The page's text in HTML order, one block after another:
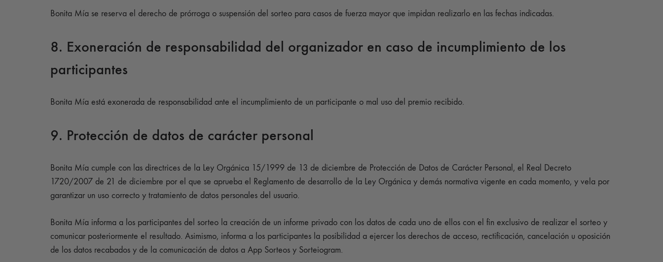
Bonita Mía se reserva el derecho de prórroga o suspensión del sorteo para casos de fuerza mayor que impidan realizarlo en las fechas indicadas.
8. Exoneración de responsabilidad del organizador en caso de incumplimiento de los
participantes
Bonita Mía está exonerada de responsabilidad ante el incumplimiento de un participante o mal uso del premio recibido.
9. Protección de datos de carácter personal
Bonita Mía cumple con las directrices de la Ley Orgánica 15/1999 de 13 de diciembre de Protección de Datos de Carácter Personal, el Real Decreto
1720/2007 de 21 de diciembre por el que se aprueba el Reglamento de desarrollo de la Ley Orgánica y demás normativa vigente en cada momento, y vela por
garantizar un uso correcto y tratamiento de datos personales del usuario.
Bonita Mía informa a los participantes del sorteo la creación de un informe privado con los datos de cada uno de ellos con el fin exclusivo de realizar el sorteo y
comunicar posteriormente el resultado. Asimismo, informa a los participantes la posibilidad a ejercer los derechos de acceso, rectificación, cancelación u oposición
de los datos recabados y de la comunicación de datos a App Sorteos y Sorteiogram.